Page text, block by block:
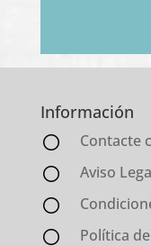
Información
Contacte
Aviso
Política